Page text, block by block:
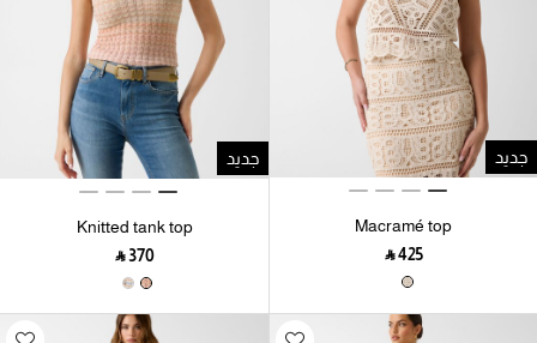
جديد
Macramé top
‎ ⃁ ⁦425⁩ ‎
جديد
Knitted tank top
‎ ⃁ ⁦370⁩ ‎